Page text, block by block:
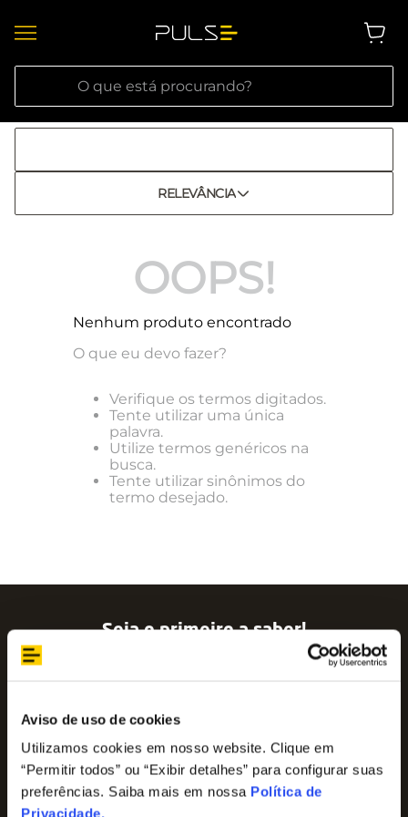
Aviso de uso de cookies
Utilizamos cookies em nosso website. Clique em
“Permitir todos” ou “Exibir detalhes” para configurar suas
preferências. Saiba mais em nossa Política de
Privacidade.
O que está procurando?
RELEVÂNCIA
OOPS!
Nenhum produto encontrado
O que eu devo fazer?
Verifique os termos digitados.
Tente utilizar uma única
palavra.
Utilize termos genéricos na
busca.
Tente utilizar sinônimos do
termo desejado.
Seja o primeiro a saber!
Assine nossa newsletter para ficar por dentro
das últimas tendências e aproveite promoções
Nome
E-mail